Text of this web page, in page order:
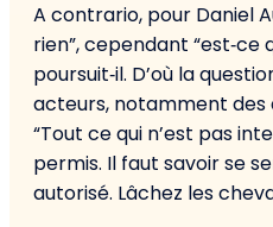
A contrario, pour Daniel
rien”, cependant “est‑ce
poursuit‑il. D’où la
acteurs, notamment des
“Tout ce qui n’est pas
permis. Il faut savoir se
autorisé. Lâchez les